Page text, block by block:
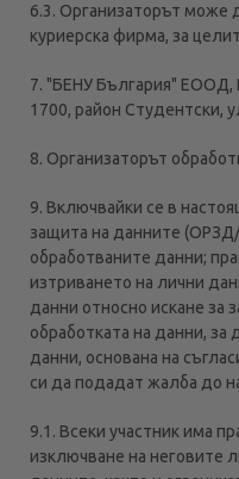
6.3. Организаторът може
куриерска фирма, за
7. "БЕНУ България" ЕООД,
1700, район Студентски,
8. Организаторът
9. Включвайки се в
защита на данните (ОРЗД/
обработваните данни;
изтриването на лични
данни относно искане за
обработката на данни, за
данни, основана на
си да подадат жалба до
9.1. Всеки участник има
изключване на неговите